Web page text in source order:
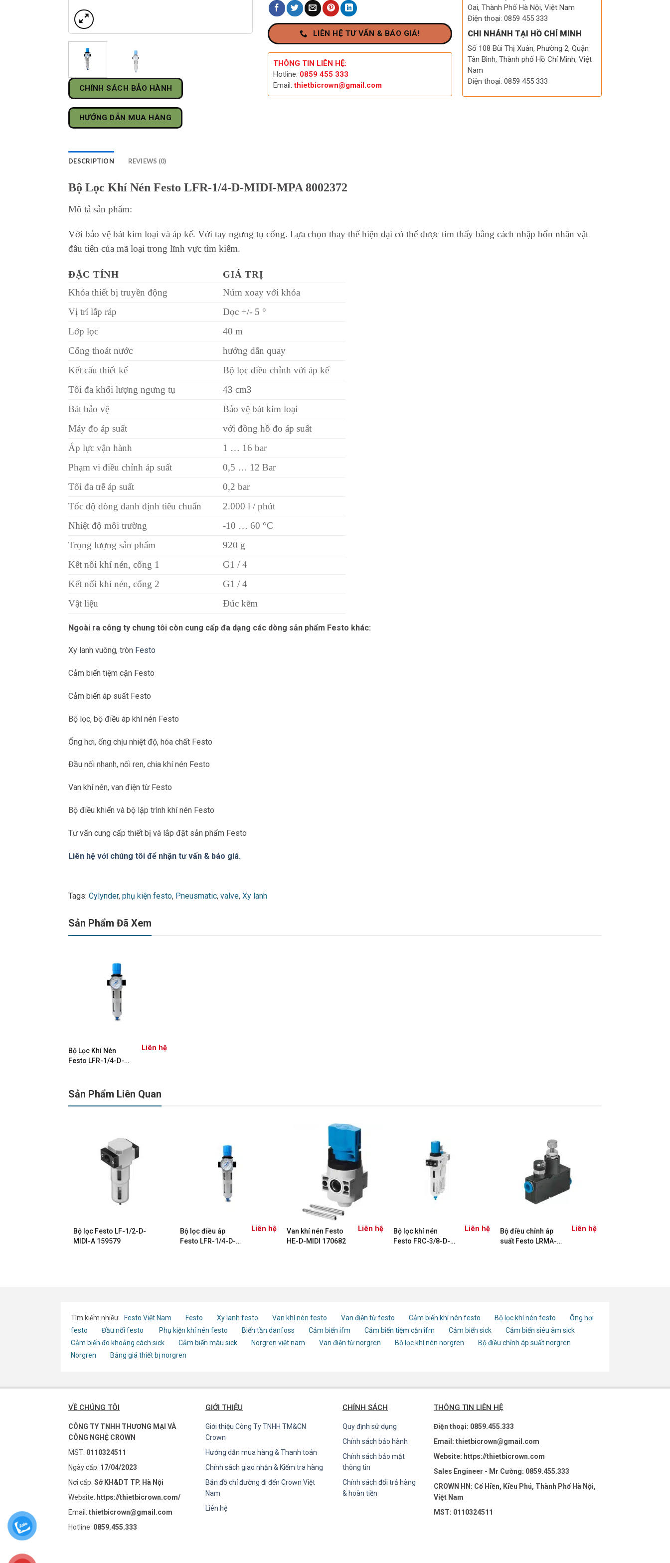
CHÍNH SÁCH BẢO HÀNH
HƯỚNG DẪN MUA HÀNG
LIÊN HỆ TƯ VẤN & BÁO GIÁ!
THÔNG TIN LIÊN HỆ:
Hotline: 0859 455 333
Email:thietbicrown@gmail.com
Oai, Thành Phố Hà Nội, Việt Nam
Điện thoại: 0859 455 333
CHI NHÁNH TẠI HỒ CHÍ MINH
Số 108 Bùi Thị Xuân, Phường 2, Quận
Tân Bình, Thành phố Hồ Chí Minh, Việt
Nam
Điện thoại: 0859 455 333
DESCRIPTION REVIEWS (0)
Bộ Lọc Khí Nén Festo LFR-1/4-D-MIDI-MPA 8002372
Mô tả sản phẩm:
Với bảo vệ bát kim loại và áp kế. Với tay ngưng tụ cống. Lựa chọn thay thế hiện đại có thể được tìm thấy bằng cách nhập bốn nhân vật
đầu tiên của mã loại trong lĩnh vực tìm kiếm.
ĐẶC TÍNH
GIÁ TRỊ
Khóa thiết bị truyền động
Núm xoay với khóa
Vị trí lắp ráp
Dọc +/- 5 °
Lớp lọc
40 m
Cống thoát nước
hướng dẫn quay
Kết cấu thiết kế
Bộ lọc điều chỉnh với áp kế
Tối đa khối lượng ngưng tụ
43 cm3
Bát bảo vệ
Bảo vệ bát kim loại
Máy đo áp suất
với đồng hồ đo áp suất
Áp lực vận hành
1 … 16 bar
Phạm vi điều chỉnh áp suất
0,5 … 12 Bar
Tối đa trễ áp suất
0,2 bar
Tốc độ dòng danh định tiêu chuẩn
2.000 l / phút
Nhiệt độ môi trường
-10 … 60 °C
Trọng lượng sản phẩm
920 g
Kết nối khí nén, cổng 1
G1 / 4
Kết nối khí nén, cổng 2
G1 / 4
Vật liệu
Đúc kẽm
Ngoài ra công ty chung tôi còn cung cấp đa dạng các dòng sản phẩm Festo khác:
Xy lanh vuông, tròn Festo
Cảm biến tiệm cận Festo
Cảm biến áp suất Festo
Bộ lọc, bộ điều áp khí nén Festo
Ống hơi, ống chịu nhiệt độ, hóa chất Festo
Đầu nối nhanh, nối ren, chia khí nén Festo
Van khí nén, van điện từ Festo
Bộ điều khiển và bộ lập trình khí nén Festo
Tư vấn cung cấp thiết bị và lắp đặt sản phẩm Festo
Liên hệ với chúng tôi để nhận tư vấn & báo giá.
Tags: Cylynder, phụ kiện festo, Pneusmatic, valve, Xy lanh
Sản Phẩm Đã Xem
Bộ Lọc Khí Nén
Festo LFR-1/4-D-
Liên hệ
Sản Phẩm Liên Quan
Bộ lọc Festo LF-1/2-D-
MIDI-A 159579
Bộ lọc điều áp
Festo LFR-1/4-D-
Liên hệ
Van khí nén Festo
HE-D-MIDI 170682
Liên hệ
Bộ lọc khí nén
Festo FRC-3/8-D-
Liên hệ
Bộ điều chỉnh áp
suất Festo LRMA-
Liên hệ
Tìm kiếm nhiều: Festo Việt Nam Festo Xy lanh festo Van khí nén festo Van điện từ festo Cảm biến khí nén festo Bộ lọc khí nén festo
Ống hơi
festo
Đầu nối festo Phụ kiện khí nén festo Biến tần danfoss Cảm biến ifm Cảm biến tiệm cận ifm Cảm biến sick
Cảm biến siêu âm sick
Cảm biến đo khoảng cách sick
Cảm biến màu sick Norgren việt nam Van điện từ norgren Bộ lọc khí nén norgren
Bộ điều chỉnh áp suất norgren
Norgren
Bảng giá thiết bị norgren
VỀ CHÚNG TÔI
CÔNG TY TNHH THƯƠNG MẠI VÀ
CÔNG NGHỆ CROWN
MST: 0110324511
Ngày cấp: 17/04/2023
Nơi cấp: Sở KH&DT TP. Hà Nội
Website: https://thietbicrown.com/
Email: thietbicrown@gmail.com
Hotline: 0859.455.333
GIỚI THIỆU
Giới thiệu Công Ty TNHH TM&CN
Crown
Hướng dẫn mua hàng & Thanh toán
Chính sách giao nhận & Kiểm tra hàng
Bản đồ chỉ đường đi đến Crown Việt
Nam
Liên hệ
CHÍNH SÁCH
Quy định sử dụng
Chính sách bảo hành
Chính sách bảo mật
thông tin
Chính sách đổi trả hàng
& hoàn tiền
THÔNG TIN LIÊN HỆ
Điện thoại: 0859.455.333
Email: thietbicrown@gmail.com
Website: https://thietbicrown.com
Sales Engineer - Mr Cường: 0859.455.333
CROWN HN: Cổ Hiền, Kiều Phú, Thành Phố Hà Nội,
Việt Nam
MST: 0110324511